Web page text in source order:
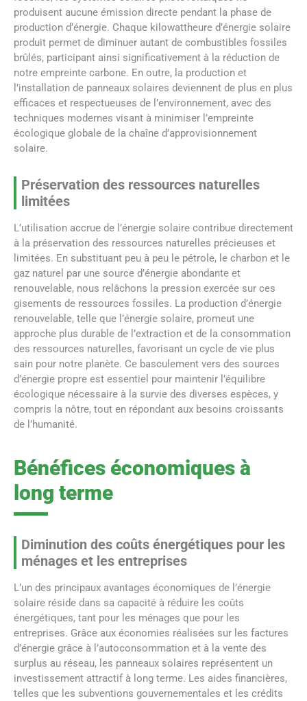
produisent aucune émission directe pendant la phase de
production d’énergie. Chaque kilowattheure d’énergie solaire
produit permet de diminuer autant de combustibles fossiles
brûlés, participant ainsi significativement à la réduction de
notre empreinte carbone. En outre, la production et
l’installation de panneaux solaires deviennent de plus en plus
efficaces et respectueuses de l’environnement, avec des
techniques modernes visant à minimiser l’empreinte
écologique globale de la chaîne d’approvisionnement
solaire.
Préservation des ressources naturelles
limitées
L’utilisation accrue de l’énergie solaire contribue directement
à la préservation des ressources naturelles précieuses et
limitées. En substituant peu à peu le pétrole, le charbon et le
gaz naturel par une source d’énergie abondante et
renouvelable, nous relâchons la pression exercée sur ces
gisements de ressources fossiles. La production d’énergie
renouvelable, telle que l’énergie solaire, promeut une
approche plus durable de l’extraction et de la consommation
des ressources naturelles, favorisant un cycle de vie plus
sain pour notre planète. Ce basculement vers des sources
d’énergie propre est essentiel pour maintenir l’équilibre
écologique nécessaire à la survie des diverses espèces, y
compris la nôtre, tout en répondant aux besoins croissants
de l’humanité.
Bénéfices économiques à
long terme
Diminution des coûts énergétiques pour les
ménages et les entreprises
L’un des principaux avantages économiques de l’énergie
solaire réside dans sa capacité à réduire les coûts
énergétiques, tant pour les ménages que pour les
entreprises. Grâce aux économies réalisées sur les factures
d’énergie grâce à l’autoconsommation et à la vente des
surplus au réseau, les panneaux solaires représentent un
investissement attractif à long terme. Les aides financières,
telles que les subventions gouvernementales et les crédits